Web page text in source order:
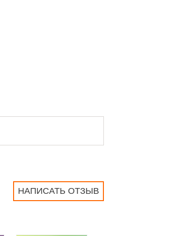
НАПИСАТЬ ОТЗЫВ